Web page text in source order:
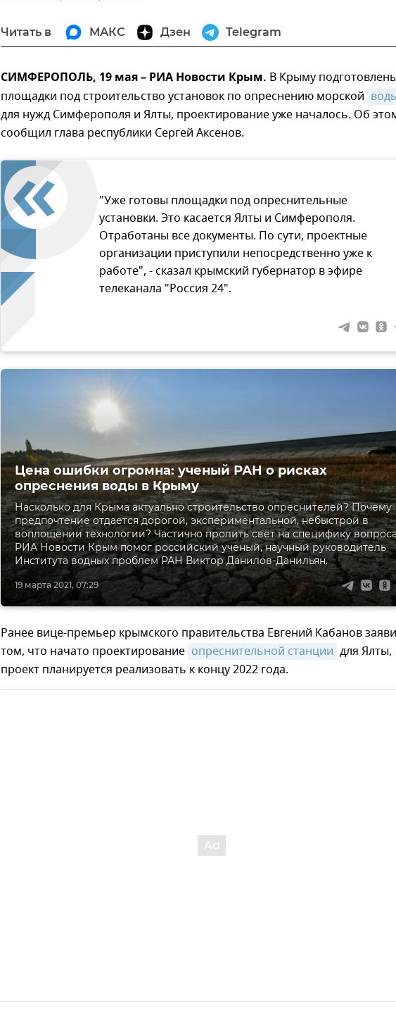
Читать в МАКС Дзен Telegram
СИМФЕРОПОЛЬ, 19 мая – РИА Новости Крым. В Крыму
площадки под строительство установок по опреснению морской
для нужд Симферополя и Ялты, проектирование уже началось. Об
сообщил глава республики Сергей Аксенов.
"Уже готовы площадки под опреснительные
установки. Это касается Ялты и Симферополя.
Отработаны все документы. По сути, проектные
организации приступили непосредственно уже к
работе", - сказал крымский губернатор в эфире
телеканала "Россия 24".
19 марта 2021, 07:29
Цена ошибки огромна: ученый РАН о рисках
опреснения воды в Крыму
Насколько для Крыма актуально строительство опреснителей? Почему
предпочтение отдается дорогой, экспериментальной, небыстрой в
воплощении технологии? Частично пролить свет на специфику
РИА Новости Крым помог российский ученый, научный руководитель
Института водных проблем РАН Виктор Данилов-Данильян.
Ранее вице-премьер крымского правительства Евгений Кабанов
том, что начато проектирование опреснительной станции для Ялты,
проект планируется реализовать к концу 2022 года.